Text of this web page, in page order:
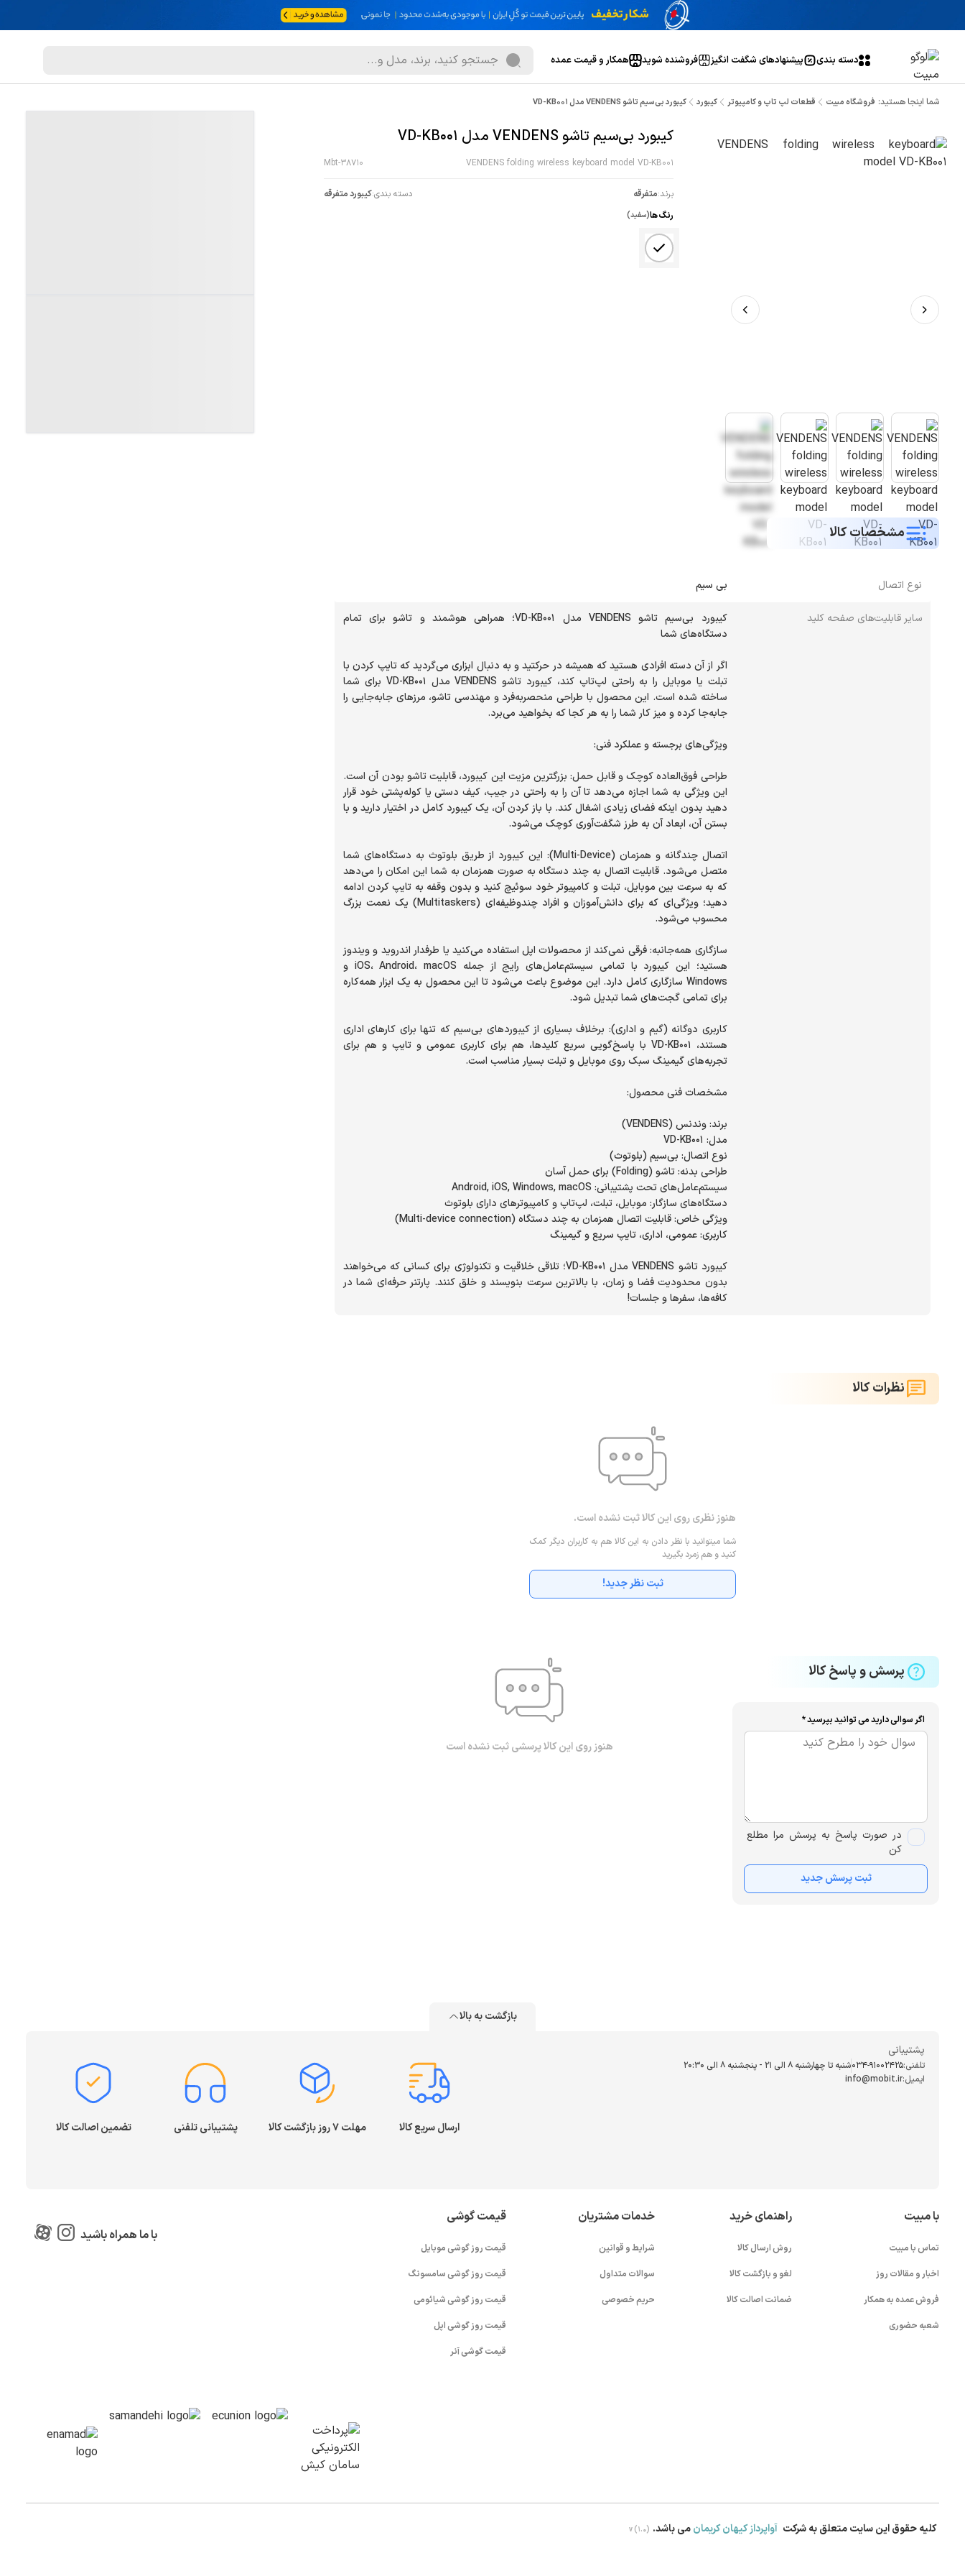
دسته بندی پیشنهاد‌های شگفت انگیز فروشنده شوید همکار و قیمت عمده
شما اینجا هستید: فروشگاه مبیت قطعات لپ تاپ و کامپیوتر کیبورد کیبورد بی‌سیم تاشو VENDENS مدل VD-KB001
کیبورد بی‌سیم تاشو VENDENS مدل VD-KB001
VENDENS folding wireless keyboard model VD-KB001
Mbt-38710
برند:متفرقه دسته بندی:کیبورد متفرقه
رنگ ها(سفید)
مشخصات کالا
نوع اتصال بی سیم
سایر قابلیت‌های صفحه کلید
کیبورد بی‌سیم تاشو VENDENS مدل VD-KB001؛ همراهی هوشمند و تاشو برای تمام
اگر از آن دسته افرادی هستید که همیشه در حرکتید و به دنبال ابزاری می‌گردید که تایپ کردن با
تبلت یا موبایل را به راحتی لپ‌تاپ کند، کیبورد تاشو VENDENS مدل VD-KB001 برای شما
ساخته شده است. این محصول با طراحی منحصربه‌فرد و مهندسی تاشو، مرزهای جابه‌جایی را
طراحی فوق‌العاده کوچک و قابل حمل: بزرگترین مزیت این کیبورد، قابلیت تاشو بودن آن است.
این ویژگی به شما اجازه می‌دهد تا آن را به راحتی در جیب، کیف دستی یا کوله‌پشتی خود قرار
دهید بدون اینکه فضای زیادی اشغال کند. با باز کردن آن، یک کیبورد کامل در اختیار دارید و با
اتصال چندگانه و همزمان (Multi-Device): این کیبورد از طریق بلوتوث به دستگاه‌های شما
متصل می‌شود. قابلیت اتصال به چند دستگاه به صورت همزمان به شما این امکان را می‌دهد
که به سرعت بین موبایل، تبلت و کامپیوتر خود سوئیچ کنید و بدون وقفه به تایپ کردن ادامه
دهید؛ ویژگی‌ای که برای دانش‌آموزان و افراد چندوظیفه‌ای (Multitaskers) یک نعمت بزرگ
سازگاری همه‌جانبه: فرقی نمی‌کند از محصولات اپل استفاده می‌کنید یا طرفدار اندروید و ویندوز
هستید؛ این کیبورد با تمامی سیستم‌عامل‌های رایج از جمله iOS، Android، macOS و
Windows سازگاری کامل دارد. این موضوع باعث می‌شود تا این محصول به یک ابزار همه‌کاره
کاربری دوگانه (گیم و اداری): برخلاف بسیاری از کیبوردهای بی‌سیم که تنها برای کارهای اداری
هستند، VD-KB001 با پاسخ‌گویی سریع کلیدها، هم برای کاربری عمومی و تایپ و هم برای
کیبورد تاشو VENDENS مدل VD-KB001؛ تلاقی خلاقیت و تکنولوژی برای کسانی که می‌خواهند
بدون محدودیت فضا و زمان، با بالاترین سرعت بنویسند و خلق کنند. پارتنر حرفه‌ای شما در
کافه‌ها، سفرها و جلسات!
نظرات کالا
هنوز نظری روی این کالا ثبت نشده است.
شما میتوانید با نظر دادن به این کالا هم به کاربران دیگر کمک
کنید و هم زمرد بگیرید
ثبت نظر جدید!
پرسش و پاسخ کالا
اگر سوالی دارید می توانید بپرسید *
در صورت پاسخ به پرسش مرا مطلع
کن
ثبت پرسش جدید
هنوز روی این کالا پرسشی ثبت نشده است
بازگشت به بالا
پشتیبانی
تلفنی:034-91002425شنبه تا چهارشنبه ۸ الی ۲۱ - پنجشنبه 8 الی ۲۰:۳۰
ایمیل:info@mobit.ir
ارسال سریع کالا مهلت ۷ روز بازگشت کالا پشتیبانی تلفنی تضمین اصالت کالا
با مبیت
تماس با مبیت
اخبار و مقالات روز
فروش عمده به همکار
شعبه حضوری
راهنمای خرید
روش ارسال کالا
لغو و بازگشت کالا
ضمانت اصالت کالا
خدمات مشتریان
شرایط و قوانین
سوالات متداول
حریم خصوصی
قیمت گوشی
قیمت روز گوشی موبایل
قیمت روز گوشی سامسونگ
قیمت روز گوشی شیائومی
قیمت روز گوشی اپل
قیمت گوشی آنر
با ما همراه باشید
کلیه حقوق این سایت متعلق به شرکت آواپرداز کیهان کریمانمی باشد. v (1.0)